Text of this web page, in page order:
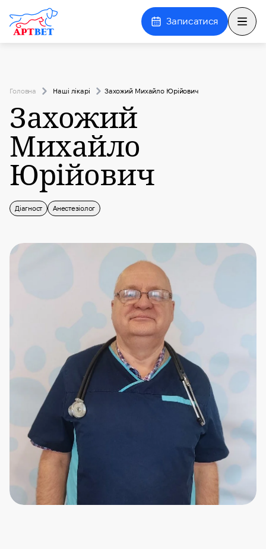
Записатися
Головна Наші лікарі Захожий Михайло Юрійович
Захожий
Михайло
Юрійович
Діагност Анестезіолог